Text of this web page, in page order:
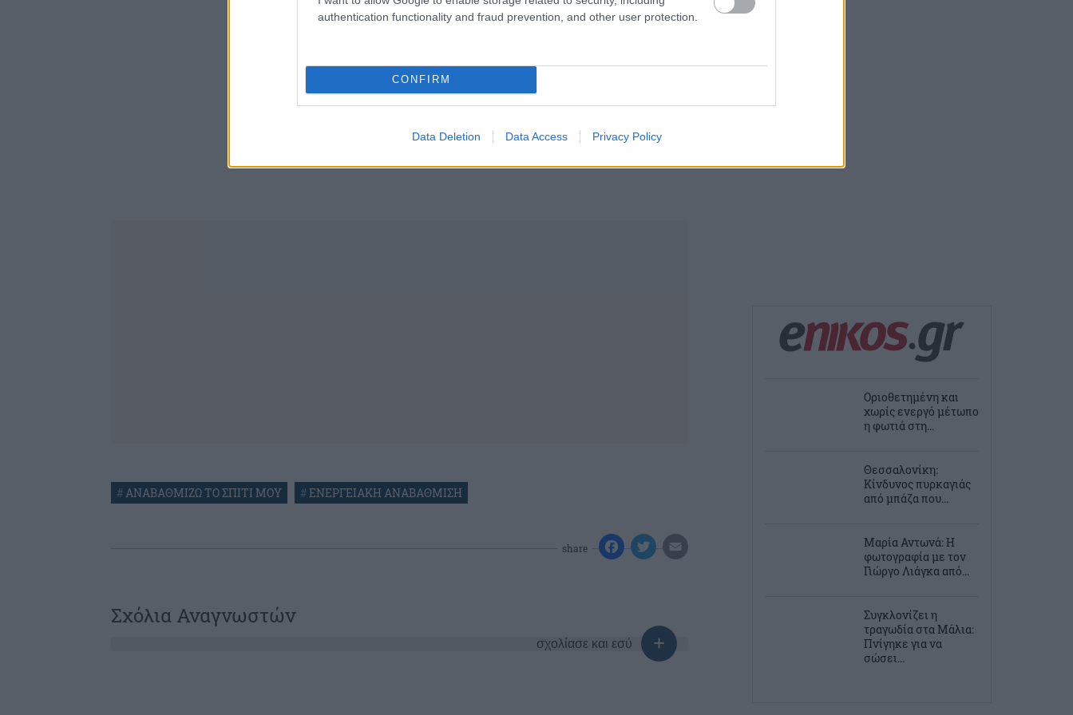
authentication functionality and fraud prevention, and other user protection.
CONFIRM
Data Deletion Data Access Privacy Policy
#ΑΝΑΒΑΘΜΙΖΩ ΤΟ ΣΠΙΤΙ ΜΟΥ #ΕΝΕΡΓΕΙΑΚΗ ΑΝΑΒΑΘΜΙΣΗ
share
Σχόλια Αναγνωστών
σχολίασε και εσύ
Οριοθετημένη και
χωρίς ενεργό μέτωπο
η φωτιά στη...
Θεσσαλονίκη:
Κίνδυνος πυρκαγιάς
από μπάζα που...
Μαρία Αντωνά: Η
φωτογραφία με τον
Γιώργο Λιάγκα από...
Συγκλονίζει η
τραγωδία στα Μάλια:
Πνίγηκε για να
σώσει...